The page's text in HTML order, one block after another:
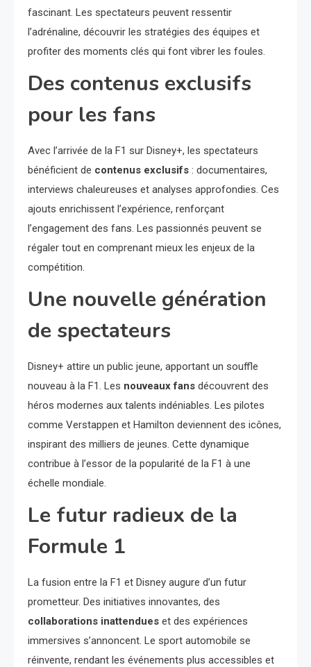
fascinant. Les spectateurs peuvent ressentir
l’adrénaline, découvrir les stratégies des équipes et
profiter des moments clés qui font vibrer les foules.
Des contenus exclusifs
pour les fans
Avec l’arrivée de la F1 sur Disney+, les spectateurs
bénéficient de contenus exclusifs : documentaires,
interviews chaleureuses et analyses approfondies. Ces
ajouts enrichissent l’expérience, renforçant
l’engagement des fans. Les passionnés peuvent se
régaler tout en comprenant mieux les enjeux de la
compétition.
Une nouvelle génération
de spectateurs
Disney+ attire un public jeune, apportant un souffle
nouveau à la F1. Les nouveaux fans découvrent des
héros modernes aux talents indéniables. Les pilotes
comme Verstappen et Hamilton deviennent des icônes,
inspirant des milliers de jeunes. Cette dynamique
contribue à l’essor de la popularité de la F1 à une
échelle mondiale.
Le futur radieux de la
Formule 1
La fusion entre la F1 et Disney augure d’un futur
prometteur. Des initiatives innovantes, des
collaborations inattendues et des expériences
immersives s’annoncent. Le sport automobile se
réinvente, rendant les événements plus accessibles et